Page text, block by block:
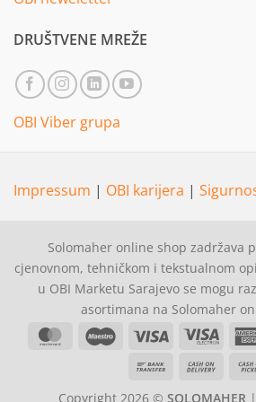
DRUŠTVENE MREŽE
OBI Viber grupa
Impressum | OBI karijera |
Solomaher online shop zadržava
cjenovnom, tehničkom i tekstualnom
u OBI Marketu Sarajevo se mogu
asortimana na Solomaher
MasterCardMaestro Visa
Visa
Bank
Cash
Copyright 2026 © SOLOMAHER